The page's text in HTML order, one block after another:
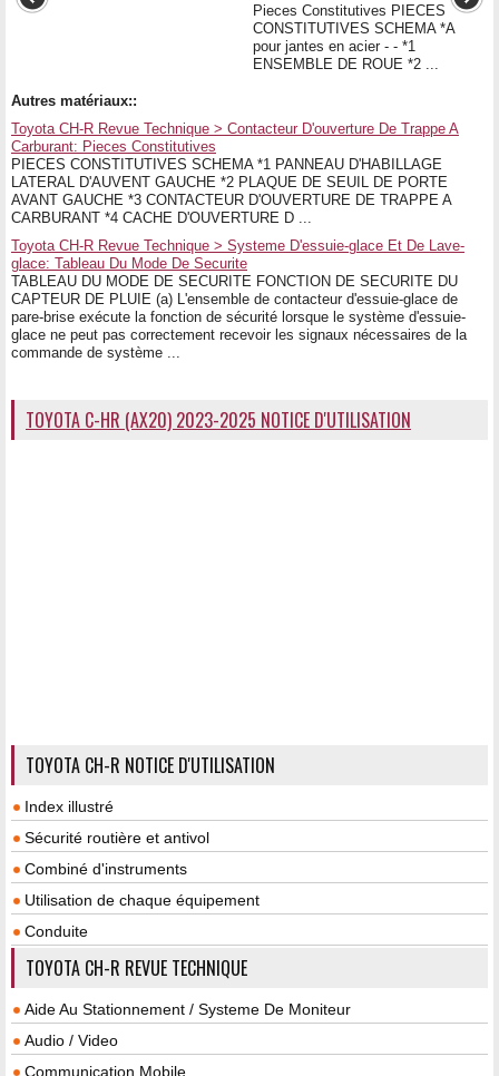
Pieces Constitutives PIECES
CONSTITUTIVES SCHEMA *A
pour jantes en acier - - *1
ENSEMBLE DE ROUE *2 ...
Autres matériaux::
Toyota CH-R Revue Technique > Contacteur D'ouverture De Trappe A
Carburant: Pieces Constitutives
PIECES CONSTITUTIVES SCHEMA *1 PANNEAU D'HABILLAGE
LATERAL D'AUVENT GAUCHE *2 PLAQUE DE SEUIL DE PORTE
AVANT GAUCHE *3 CONTACTEUR D'OUVERTURE DE TRAPPE A
CARBURANT *4 CACHE D'OUVERTURE D ...
Toyota CH-R Revue Technique > Systeme D'essuie-glace Et De Lave-
glace: Tableau Du Mode De Securite
TABLEAU DU MODE DE SECURITE FONCTION DE SECURITE DU
CAPTEUR DE PLUIE (a) L'ensemble de contacteur d'essuie-glace de
pare-brise exécute la fonction de sécurité lorsque le système d'essuie-
glace ne peut pas correctement recevoir les signaux nécessaires de la
commande de système ...
TOYOTA C-HR (AX20) 2023-2025 NOTICE D'UTILISATION
TOYOTA CH-R NOTICE D'UTILISATION
Index illustré
Sécurité routière et antivol
Combiné d'instruments
Utilisation de chaque équipement
Conduite
TOYOTA CH-R REVUE TECHNIQUE
Aide Au Stationnement / Systeme De Moniteur
Audio / Video
Communication Mobile